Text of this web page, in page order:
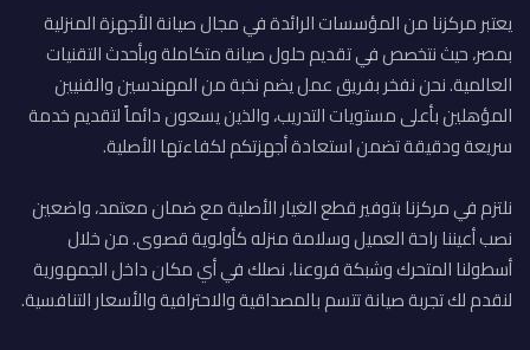
يعتبر مركزنا من المؤسسات الرائدة في مجال صيانة الأجهزة المنزلية
بمصر، حيث نتخصص في تقديم حلول صيانة متكاملة وبأحدث التقنيات
العالمية. نحن نفخر بفريق عمل يضم نخبة من المهندسين والفنيين
المؤهلين بأعلى مستويات التدريب، والذين يسعون دائماً لتقديم خدمة
سريعة ودقيقة تضمن استعادة أجهزتكم لكفاءتها الأصلية.
نلتزم في مركزنا بتوفير قطع الغيار الأصلية مع ضمان معتمد، واضعين
نصب أعيننا راحة العميل وسلامة منزله كأولوية قصوى. من خلال
أسطولنا المتحرك وشبكة فروعنا، نصلك في أي مكان داخل الجمهورية
لنقدم لك تجربة صيانة تتسم بالمصداقية والاحترافية والأسعار التنافسية.